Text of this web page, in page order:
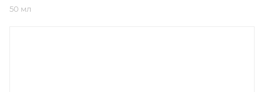
50 мл